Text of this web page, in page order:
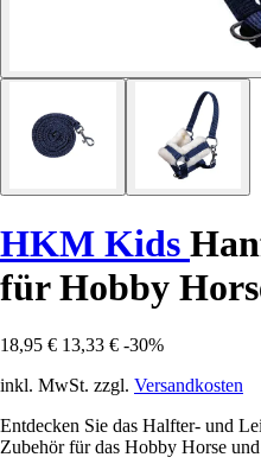
HKM Kids
für Hobby
18,95 € 13,33 € -30%
inkl. MwSt. zzgl. Versandkosten
Entdecken Sie das Halfter- und
Zubehör für das Hobby Horse